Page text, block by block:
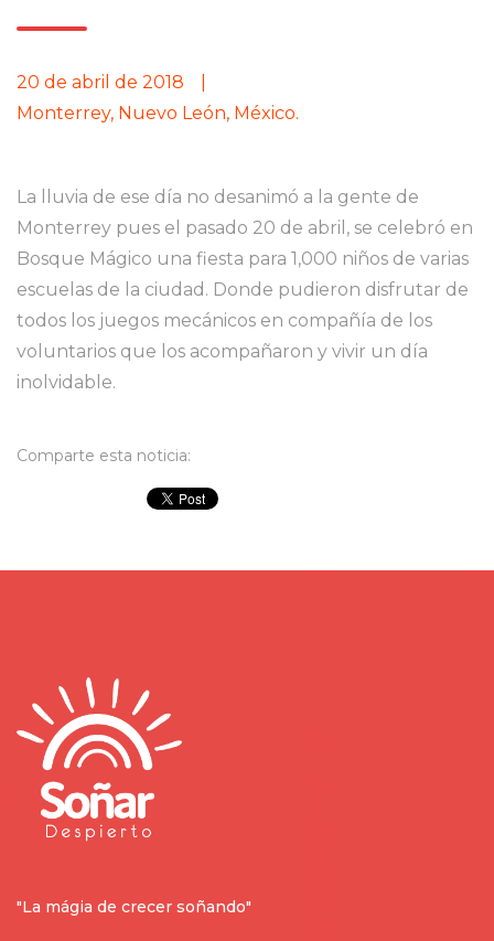
20 de abril de 2018
Monterrey, Nuevo León, México.
La lluvia de ese día no desanimó a la gente de
Monterrey pues el pasado 20 de abril, se celebró en
Bosque Mágico una fiesta para 1,000 niños de varias
escuelas de la ciudad. Donde pudieron disfrutar de
todos los juegos mecánicos en compañía de los
voluntarios que los acompañaron y vivir un día
inolvidable.
Comparte esta noticia:
"La mágia de crecer soñando"